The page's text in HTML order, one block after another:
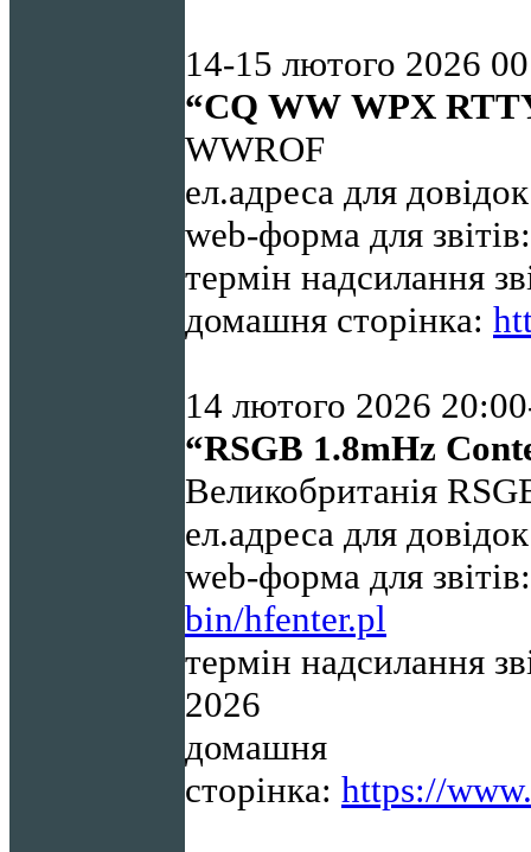
14-15 лютого 2026
“CQ WW WPX
WWROF
ел.адреса для
web-форма для
термін надсилання
домашня сторінка:
14 лютого 2026 20:
“RSGB 1.8mHz
Великобританія
ел.адреса для
web-форма для
bin/hfenter.pl
термін надсилання
2026
домашня
сторінка: https://